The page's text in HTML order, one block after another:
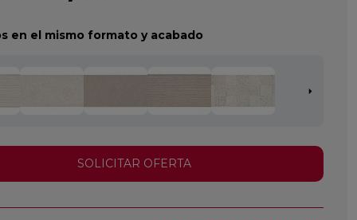
en el mismo formato y acabado
SOLICITAR OFERTA